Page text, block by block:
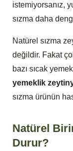
istemiyorsanız,
sızma daha
Natürel sızma
değildir. Fakat
bazı sıcak
yemeklik
sızma ürünün
Natürel
Durur?